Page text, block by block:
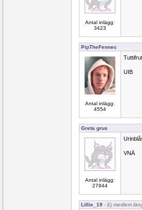
Antal inlägg:
3423
PipTheFennec
Antal inlägg:
4554
UIB
Greta grus
Antal inlägg:
27944
VNÄ
Lillie_19 - Ej medlem